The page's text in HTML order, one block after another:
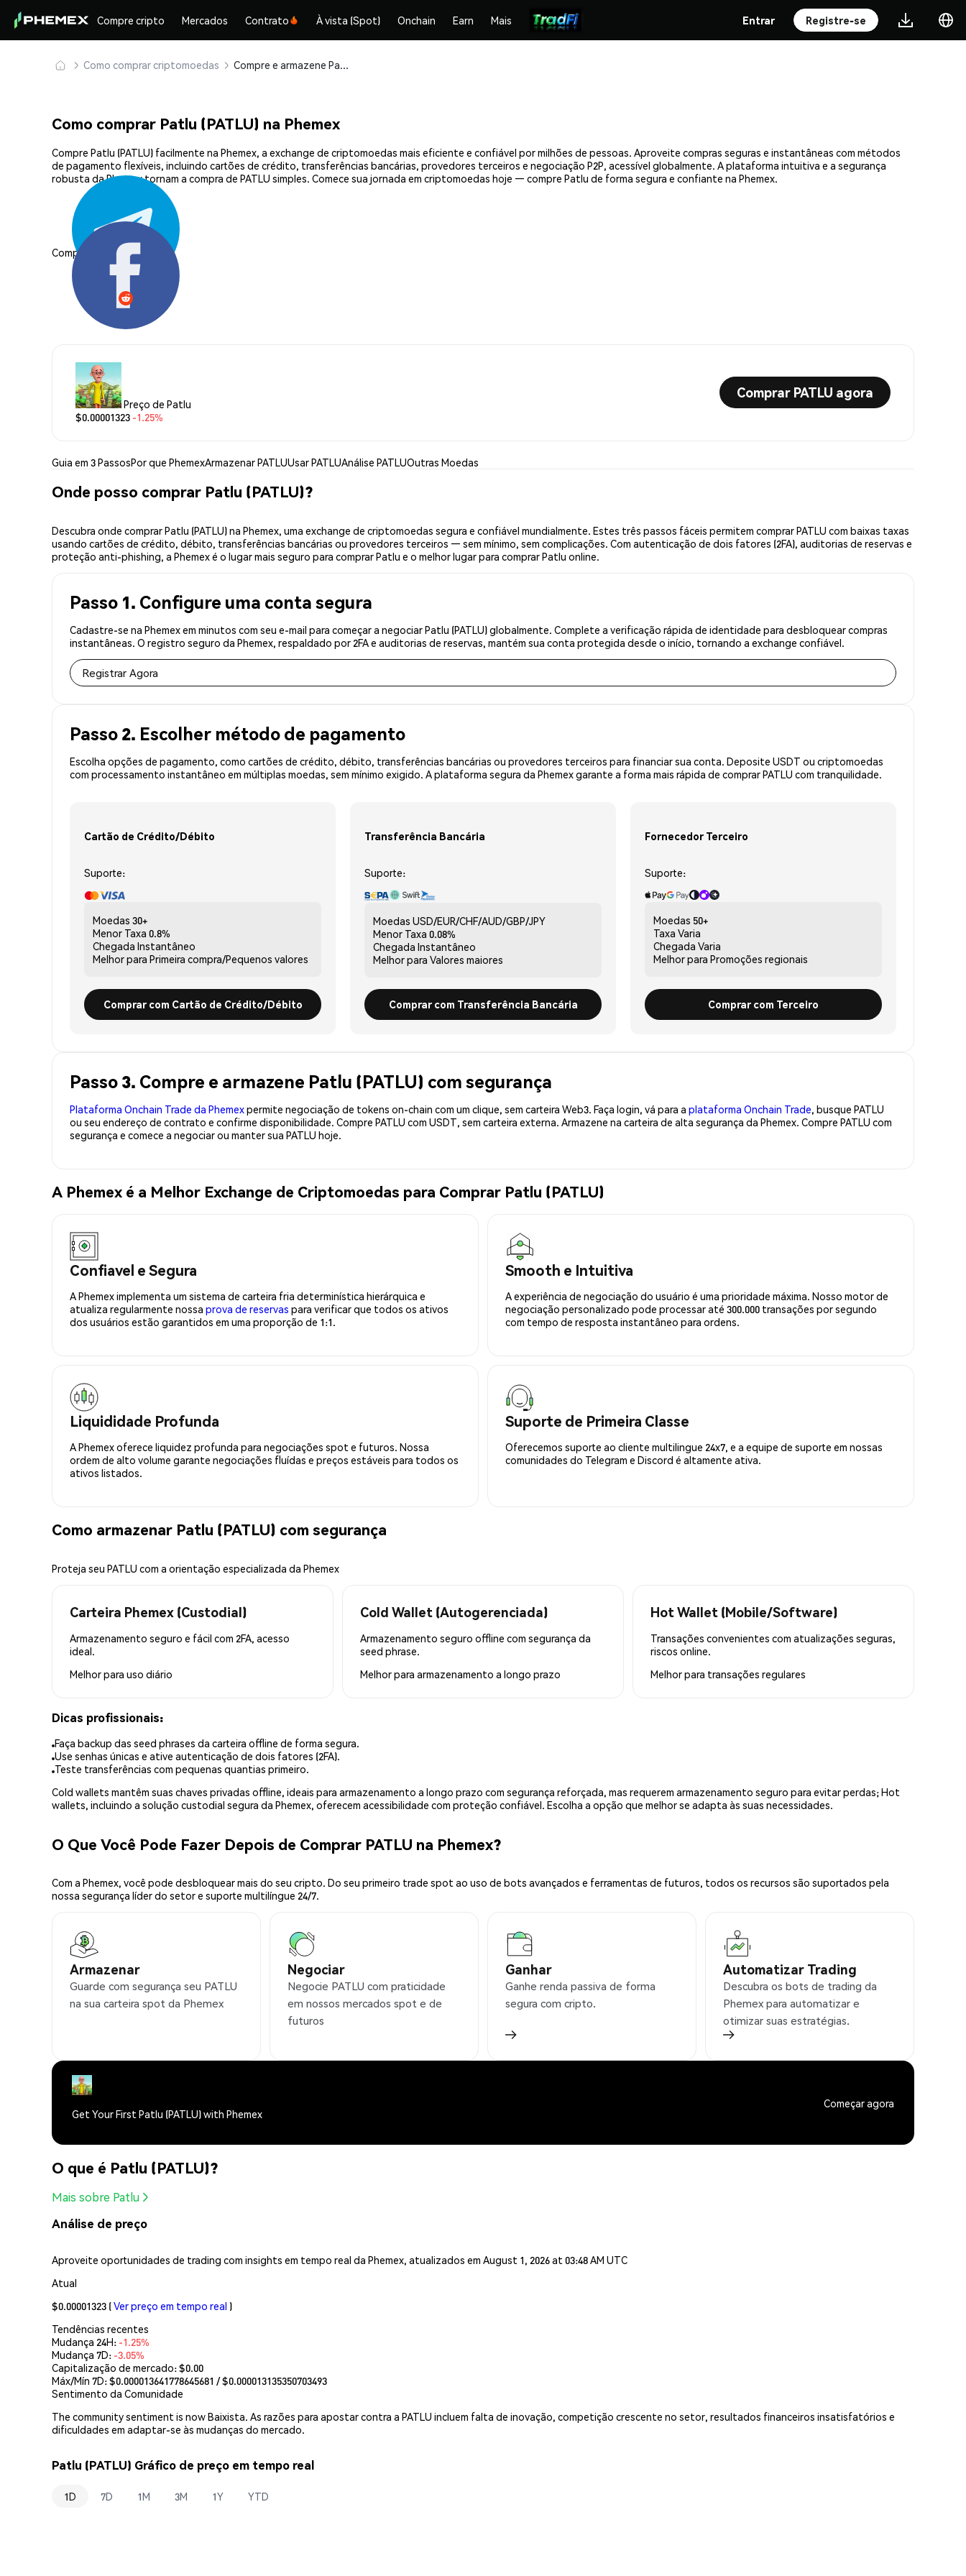
Compre cripto Mercados Contrato À vista (Spot) Onchain Earn Mais Entrar Registre-se
Como comprar criptomoedas Compre e armazene Patlu (PATLU) com segurança
Como comprar Patlu (PATLU) na Phemex
Compre Patlu (PATLU) facilmente na Phemex, a exchange de criptomoedas mais eficiente e confiável por milhões de pessoas. Aproveite compras seguras e instantâneas com métodos
de pagamento flexíveis, incluindo cartões de crédito, transferências bancárias, provedores terceiros e negociação P2P, acessível globalmente. A plataforma intuitiva e a segurança
robusta da Phemex tornam a compra de PATLU simples. Comece sua jornada em criptomoedas hoje — compre Patlu de forma segura e confiante na Phemex.
Compartilhar:
Preço de Patlu
$0.00001323 -1.25%
Comprar PATLU agora
Guia em 3 PassosPor que PhemexArmazenar PATLUUsar PATLUAnálise PATLUOutras Moedas
Onde posso comprar Patlu (PATLU)?
Descubra onde comprar Patlu (PATLU) na Phemex, uma exchange de criptomoedas segura e confiável mundialmente. Estes três passos fáceis permitem comprar PATLU com baixas taxas
usando cartões de crédito, débito, transferências bancárias ou provedores terceiros — sem mínimo, sem complicações. Com autenticação de dois fatores (2FA), auditorias de reservas e
proteção anti-phishing, a Phemex é o lugar mais seguro para comprar Patlu e o melhor lugar para comprar Patlu online.
Passo 1. Configure uma conta segura
Cadastre-se na Phemex em minutos com seu e-mail para começar a negociar Patlu (PATLU) globalmente. Complete a verificação rápida de identidade para desbloquear compras
instantâneas. O registro seguro da Phemex, respaldado por 2FA e auditorias de reservas, mantém sua conta protegida desde o início, tornando a exchange confiável.
Registrar Agora
Passo 2. Escolher método de pagamento
Escolha opções de pagamento, como cartões de crédito, débito, transferências bancárias ou provedores terceiros para financiar sua conta. Deposite USDT ou criptomoedas
com processamento instantâneo em múltiplas moedas, sem mínimo exigido. A plataforma segura da Phemex garante a forma mais rápida de comprar PATLU com tranquilidade.
Cartão de Crédito/Débito
Suporte:
Moedas 30+
Menor Taxa 0.8%
Chegada Instantâneo
Melhor para Primeira compra/Pequenos valores
Comprar com Cartão de Crédito/Débito
Transferência Bancária
Suporte:
Moedas USD/EUR/CHF/AUD/GBP/JPY
Menor Taxa 0.08%
Chegada Instantâneo
Melhor para Valores maiores
Comprar com Transferência Bancária
Fornecedor Terceiro
Suporte:
Moedas 50+
Taxa Varia
Chegada Varia
Melhor para Promoções regionais
Comprar com Terceiro
Passo 3. Compre e armazene Patlu (PATLU) com segurança
Plataforma Onchain Trade da Phemexpermite negociação de tokens on-chain com um clique, sem carteira Web3. Faça login, vá para a plataforma Onchain Trade, busque PATLU
ou seu endereço de contrato e confirme disponibilidade. Compre PATLU com USDT, sem carteira externa. Armazene na carteira de alta segurança da Phemex. Compre PATLU com
segurança e comece a negociar ou manter sua PATLU hoje.
A Phemex é a Melhor Exchange de Criptomoedas para Comprar Patlu (PATLU)
Confiavel e Segura
A Phemex implementa um sistema de carteira fria determinística hierárquica e
atualiza regularmente nossa prova de reservas para verificar que todos os ativos
dos usuários estão garantidos em uma proporção de 1:1.
Smooth e Intuitiva
A experiência de negociação do usuário é uma prioridade máxima. Nosso motor de
negociação personalizado pode processar até 300.000 transações por segundo
com tempo de resposta instantâneo para ordens.
Liquididade Profunda
A Phemex oferece liquidez profunda para negociações spot e futuros. Nossa
ordem de alto volume garante negociações fluídas e preços estáveis para todos os
ativos listados.
Suporte de Primeira Classe
Oferecemos suporte ao cliente multilingue 24x7, e a equipe de suporte em nossas
comunidades do Telegram e Discord é altamente ativa.
Como armazenar Patlu (PATLU) com segurança
Proteja seu PATLU com a orientação especializada da Phemex
Carteira Phemex (Custodial)
Armazenamento seguro e fácil com 2FA, acesso
ideal.
Melhor para uso diário
Cold Wallet (Autogerenciada)
Armazenamento seguro offline com segurança da
seed phrase.
Melhor para armazenamento a longo prazo
Hot Wallet (Mobile/Software)
Transações convenientes com atualizações seguras,
riscos online.
Melhor para transações regulares
Dicas profissionais:
Faça backup das seed phrases da carteira offline de forma segura.
Use senhas únicas e ative autenticação de dois fatores (2FA).
Teste transferências com pequenas quantias primeiro.
Cold wallets mantêm suas chaves privadas offline, ideais para armazenamento a longo prazo com segurança reforçada, mas requerem armazenamento seguro para evitar perdas; Hot
wallets, incluindo a solução custodial segura da Phemex, oferecem acessibilidade com proteção confiável. Escolha a opção que melhor se adapta às suas necessidades.
O Que Você Pode Fazer Depois de Comprar PATLU na Phemex?
Com a Phemex, você pode desbloquear mais do seu cripto. Do seu primeiro trade spot ao uso de bots avançados e ferramentas de futuros, todos os recursos são suportados pela
nossa segurança líder do setor e suporte multilíngue 24/7.
Armazenar
Guarde com segurança seu PATLU
na sua carteira spot da Phemex
Negociar
Negocie PATLU com praticidade
em nossos mercados spot e de
futuros
Ganhar
Ganhe renda passiva de forma
segura com cripto.
Automatizar Trading
Descubra os bots de trading da
Phemex para automatizar e
otimizar suas estratégias.
Get Your First Patlu (PATLU) with Phemex
Começar agora
O que é Patlu (PATLU)?
Mais sobre Patlu
Análise de preço
Aproveite oportunidades de trading com insights em tempo real da Phemex, atualizados em August 1, 2026 at 03:48 AM UTC
Atual
$0.00001323 (Ver preço em tempo real )
Tendências recentes
Mudança 24H: -1.25%
Mudança 7D: -3.05%
Capitalização de mercado:$0.00
Máx/Mín 7D: $0.000013641778645681 / $0.000013135350703493
Sentimento da Comunidade
The community sentiment is now Baixista. As razões para apostar contra a PATLU incluem falta de inovação, competição crescente no setor, resultados financeiros insatisfatórios e
dificuldades em adaptar-se às mudanças do mercado.
Patlu (PATLU) Gráfico de preço em tempo real
1D 7D 1M 3M 1Y YTD